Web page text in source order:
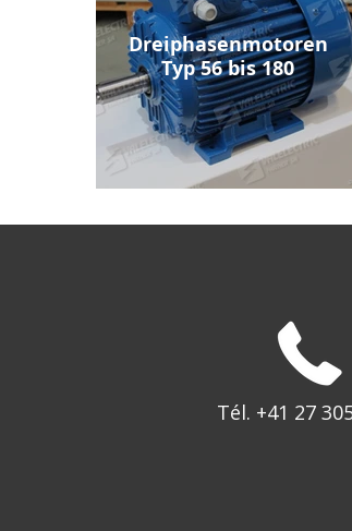
Dreiphasenmotoren
Typ 56 bis 180
Tél. +41 27